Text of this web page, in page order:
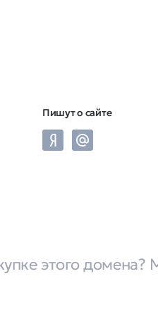
Пишут о сайте
этого